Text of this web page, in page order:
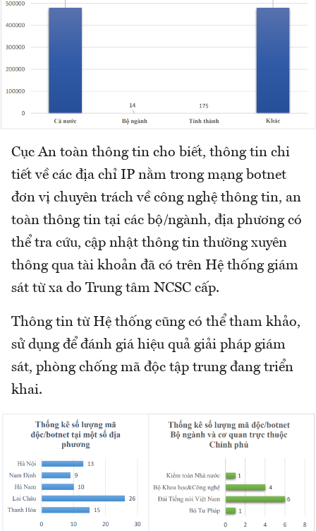
Cục An toàn thông tin cho biết, thông tin chi
tiết về các địa chỉ IP nằm trong mạng botnet
đơn vị chuyên trách về công nghệ thông tin, an
toàn thông tin tại các bộ/ngành, địa phương có
thể tra cứu, cập nhật thông tin thường xuyên
thông qua tài khoản đã có trên Hệ thống giám
sát từ xa do Trung tâm NCSC cấp.
Thông tin từ Hệ thống cũng có thể tham khảo,
sử dụng để đánh giá hiệu quả giải pháp giám
sát, phòng chống mã độc tập trung đang triển
khai.